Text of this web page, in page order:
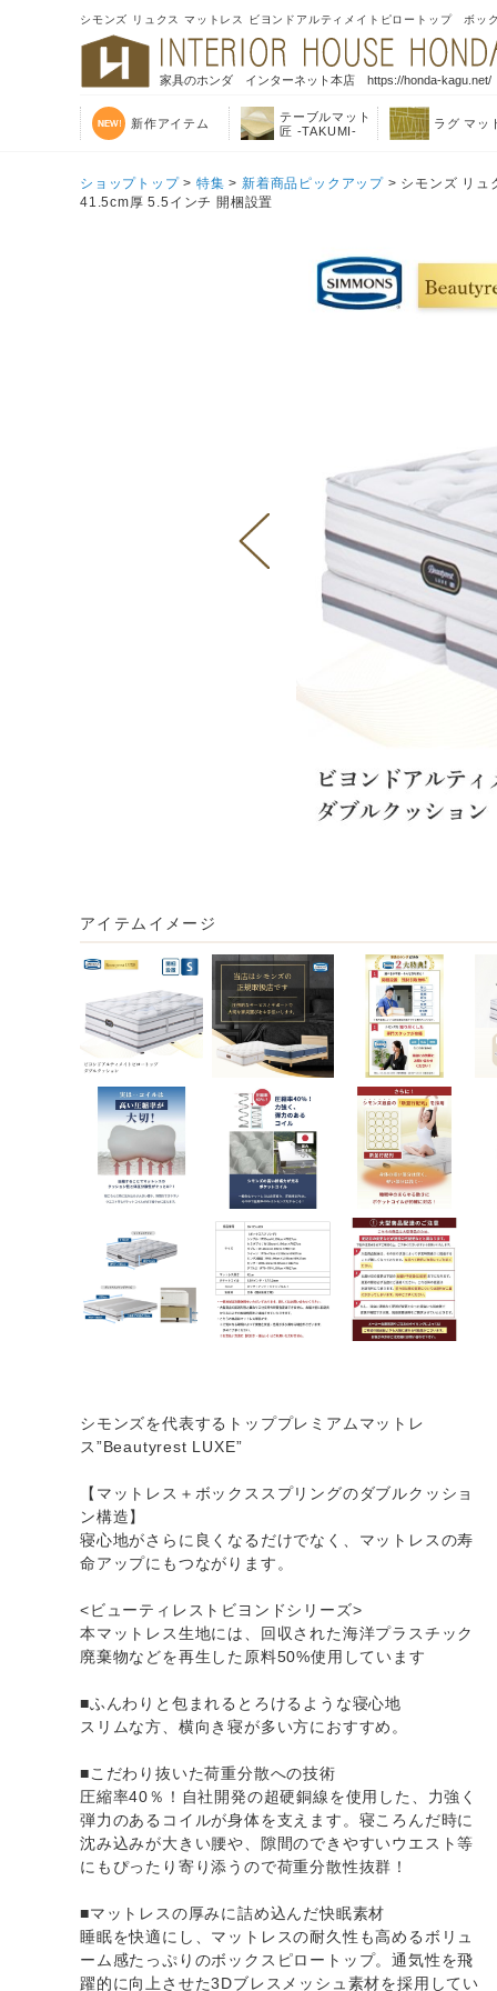
シモンズ リュクス マットレス ビヨンドアルティメイトピロートップ ボ
家具のホンダ インターネット本店 https://honda-kagu.net/
新作アイテム
テーブルマット
匠 -TAKUMI-
ラグ マッ
ショップトップ> 特集 >新着商品ピックアップ > シモンズ リュ
41.5cm厚 5.5インチ 開梱設置
アイテムイメージ
シモンズを代表するトッププレミアムマットレ
ス”Beautyrest LUXE”
【マットレス＋ボックススプリングのダブルクッショ
ン構造】
寝心地がさらに良くなるだけでなく、マットレスの寿
命アップにもつながります。
<ビューティレストビヨンドシリーズ>
本マットレス生地には、回収された海洋プラスチック
廃棄物などを再生した原料50%使用しています
■ふんわりと包まれるとろけるような寝心地
スリムな方、横向き寝が多い方におすすめ。
■こだわり抜いた荷重分散への技術
圧縮率40％！自社開発の超硬銅線を使用した、力強く
弾力のあるコイルが身体を支えます。寝ころんだ時に
沈み込みが大きい腰や、隙間のできやすいウエスト等
にもぴったり寄り添うので荷重分散性抜群！
■マットレスの厚みに詰め込んだ快眠素材
睡眠を快適にし、マットレスの耐久性も高めるボリュ
ーム感たっぷりのボックスピロートップ。通気性を飛
躍的に向上させた3Dブレスメッシュ素材を採用してい